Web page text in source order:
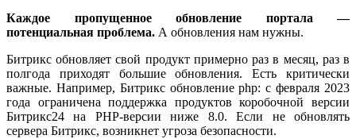
Каждое пропущенное обновление портала —
потенциальная проблема. А обновления нам нужны.
Битрикс обновляет свой продукт примерно раз в месяц, раз в
полгода приходят большие обновления. Есть критически
важные. Например, Битрикс обновление php: с февраля 2023
года ограничена поддержка продуктов коробочной версии
Битрикс24 на PHP-версии ниже 8.0. Если не обновлять
сервера Битрикс, возникнет угроза безопасности.